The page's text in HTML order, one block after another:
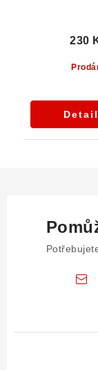
230
Detail